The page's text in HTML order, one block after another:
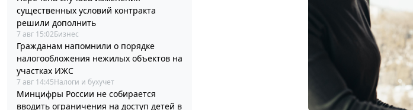
существенных условий контракта
решили дополнить
7 авг 15:02Бизнес
Гражданам напомнили о порядке
налогообложения нежилых объектов на
участках ИЖС
7 авг 14:45Налоги и бухучет
Минцифры России не собирается
вводить ограничения на доступ детей в